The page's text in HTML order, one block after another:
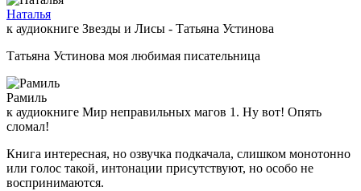
Наталья
к аудиокниге Звезды и Лисы - Татьяна Устинова
Татьяна Устинова моя любимая писательница
Рамиль
к аудиокниге Мир неправильных магов 1. Ну вот! Опять
сломал!
Книга интересная, но озвучка подкачала, слишком монотонно
или голос такой, интонации присутствуют, но особо не
воспринимаются.